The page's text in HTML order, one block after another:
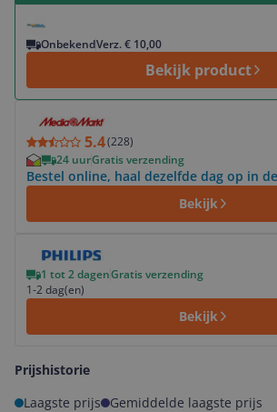
OnbekendVerz. € 10,00
Bekijk product
5.4(228)
24 uurGratis verzending
Bestel online, haal dezelfde dag op in
Bekijk
1 tot 2 dagenGratis verzending
1-2 dag(en)
Bekijk
Prijshistorie
Laagste prijs
Gemiddelde laagste prijs